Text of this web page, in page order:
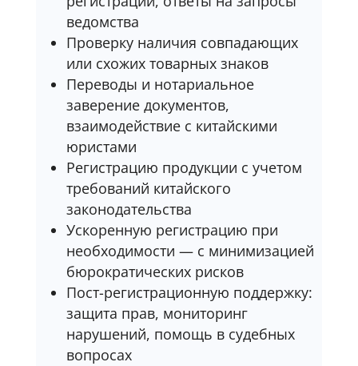
ведомства
Проверку наличия совпадающих
или схожих товарных знаков
Переводы и нотариальное
заверение документов,
взаимодействие с китайскими
юристами
Регистрацию продукции с учетом
требований китайского
законодательства
Ускоренную регистрацию при
необходимости — с минимизацией
бюрократических рисков
Пост-регистрационную поддержку:
защита прав, мониторинг
нарушений, помощь в судебных
вопросах